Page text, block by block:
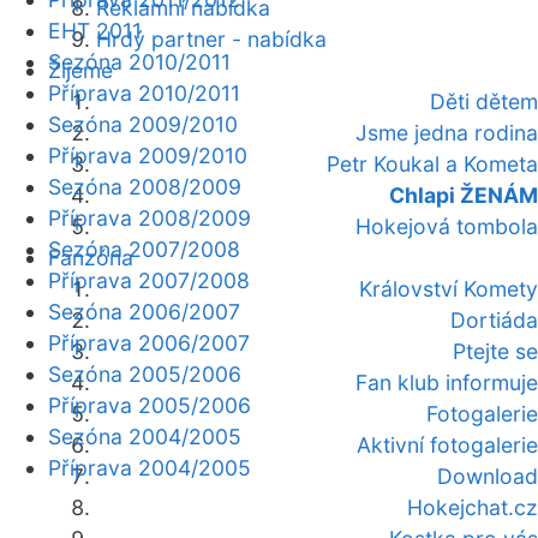
Reklamní nabídka
Hrdý partner - nabídka
Žijeme
Děti dětem
Jsme jedna rodina
Petr Koukal a Kometa
Chlapi ŽENÁM
Hokejová tombola
Fanzóna
Království Komety
Dortiáda
Ptejte se
Fan klub informuje
Fotogalerie
Aktivní fotogalerie
Download
Hokejchat.cz
EHT 2011
Sezóna 2010/2011
Příprava 2010/2011
Sezóna 2009/2010
Příprava 2009/2010
Sezóna 2008/2009
Příprava 2008/2009
Sezóna 2007/2008
Příprava 2007/2008
Sezóna 2006/2007
Příprava 2006/2007
Sezóna 2005/2006
Příprava 2005/2006
Sezóna 2004/2005
Příprava 2004/2005